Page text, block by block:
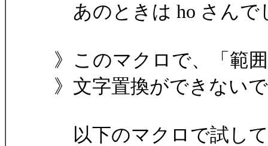
あのときは ho さんで
》このマクロで、「範
》文字置換ができない
以下のマクロで試し